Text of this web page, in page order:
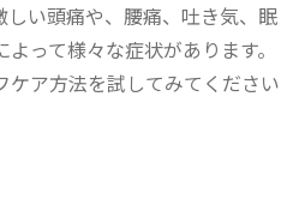
しい頭痛や、腰痛、吐き気、眠
って様々な症状があります。
ケア方法を試してみてください